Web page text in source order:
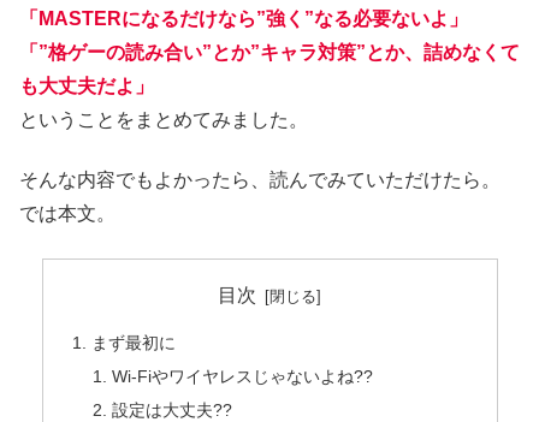
「MASTERになるだけなら”強く”なる必要ないよ」
「”格ゲーの読み合い”とか”キャラ対策”とか、詰めなくて
も大丈夫だよ」
ということをまとめてみました。
そんな内容でもよかったら、読んでみていただけたら。
では本文。
目次
まず最初に
Wi-Fiやワイヤレスじゃないよね??
設定は大丈夫??